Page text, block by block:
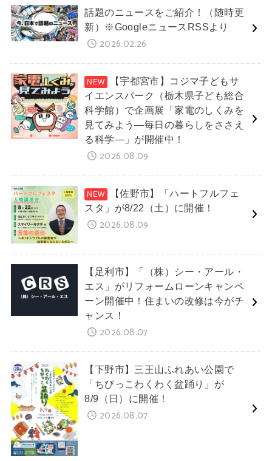
話題のニュースをご紹介！（随時更
新）※GoogleニュースRSSより
2026.02.26
【宇都宮市】コジマ子どもサ
イエンスパーク（栃木県子ども総合
科学館）で企画展「家電のしくみを
見てみよう―毎日の暮らしをささえ
る科学―」が開催中！
2026.08.09
【佐野市】「ハートフルフェ
スタ」が8/22（土）に開催！
2026.08.09
【足利市】「（株）シー・アール・
エス」がリフォームローンキャンペ
ーン開催中！住まいの改修は今がチ
ャンス！
2026.08.07
【下野市】三王山ふれあい公園で
「ちびっこわくわく盆踊り」が
8/9（日）に開催！
2026.08.07